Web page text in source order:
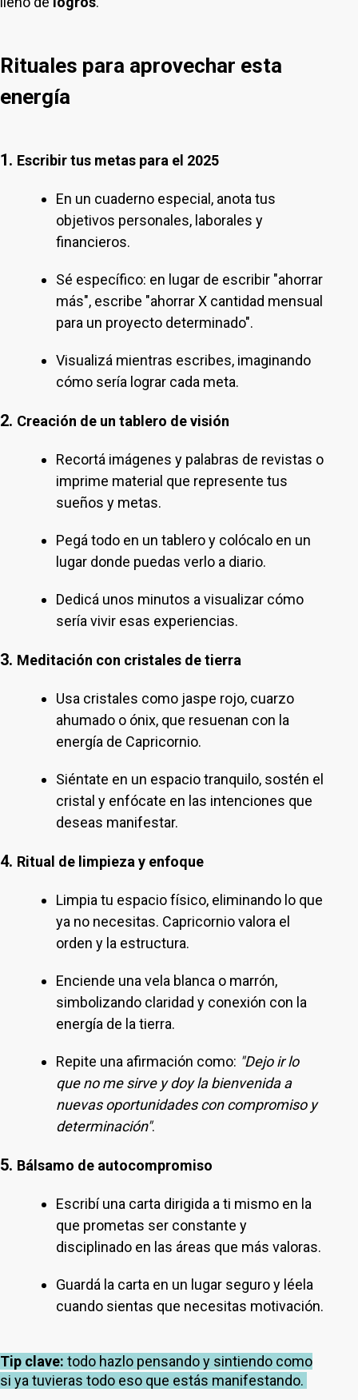
Rituales para aprovechar esta
energía
1. Escribir tus metas para el 2025
En un cuaderno especial, anota tus
objetivos personales, laborales y
financieros.
Sé específico: en lugar de escribir "ahorrar
más", escribe "ahorrar X cantidad mensual
para un proyecto determinado".
Visualizá mientras escribes, imaginando
cómo sería lograr cada meta.
2. Creación de un tablero de visión
Recortá imágenes y palabras de revistas o
imprime material que represente tus
sueños y metas.
Pegá todo en un tablero y colócalo en un
lugar donde puedas verlo a diario.
Dedicá unos minutos a visualizar cómo
sería vivir esas experiencias.
3. Meditación con cristales de tierra
Usa cristales como jaspe rojo, cuarzo
ahumado o ónix, que resuenan con la
energía de Capricornio.
Siéntate en un espacio tranquilo, sostén el
cristal y enfócate en las intenciones que
deseas manifestar.
4. Ritual de limpieza y enfoque
Limpia tu espacio físico, eliminando lo que
ya no necesitas. Capricornio valora el
orden y la estructura.
Enciende una vela blanca o marrón,
simbolizando claridad y conexión con la
energía de la tierra.
Repite una afirmación como: "Dejo ir lo
que no me sirve y doy la bienvenida a
nuevas oportunidades con compromiso y
determinación".
5. Bálsamo de autocompromiso
Escribí una carta dirigida a ti mismo en la
que prometas ser constante y
disciplinado en las áreas que más valoras.
Guardá la carta en un lugar seguro y léela
cuando sientas que necesitas motivación.
Tip clave: todo hazlo pensando y sintiendo como
si ya tuvieras todo eso que estás manifestando.